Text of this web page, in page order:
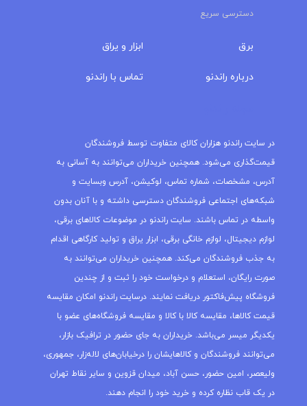
دسترسی سریع
برق
درباره‌ راندنو
ابزار و یراق
تماس با راندنو
در سایت راندنو هزاران کالای متفاوت توسط فروشندگان
قیمت‌گذاری می‌شود. همچنین خریداران می‌توانند به آسانی به
آدرس، مشخصات، شماره تماس، لوکیشن، آدرس وبسایت و
شبکه‌های اجتماعی فروشندگان دسترسی داشته و با آنان بدون
واسطه در تماس باشند. سایت راندنو در موضوعات کالاهای برقی،
لوازم دیجیتال، لوازم خانگی برقی، ابزار یراق و تولید کارگاهی اقدام
به جذب فروشندگان می‌کند. همچنین خریداران می‌توانند به
صورت رایگان، استعلام و درخواست خود را ثبت و از چندین
فروشگاه پیش‌فاکتور دریافت نمایند. درسایت راندنو امکان مقایسه
قیمت کالاها، مقایسه کالا با کالا و مقایسه فروشگاه‌های عضو با
یکدیگر میسر می‌باشد. خریداران به جای حضور در ترافیک بازار،
می‌توانند فروشندگان و کالاهایشان را درخیابان‌های لاله‌زار، جمهوری،
ولیعصر، امین حضور، حسن آباد، میدان قزوین و سایر نقاط تهران
در یک قاب نظاره کرده و خرید خود را انجام دهند.